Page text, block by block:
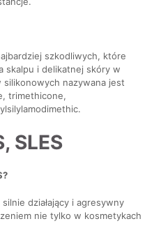
szkodliwych, które
skalpu i delikatnej skóry w
silikonowych nazywana jest
trimethicone,
SLES
działający i agresywny
nie tylko w kosmetykach